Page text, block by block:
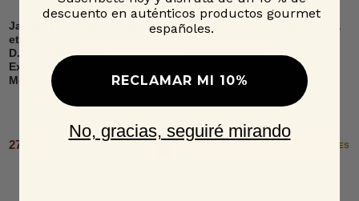
Jamón 100% raza ibérica,
etiqueta negra, loncheado,
D.O.P. Dehesa de
Extremadura, Señorío de
Montanera
27,95 €
Aceite de Oliva Virgen Extra
Lata, Jacoliva
60,95 € - 179,95 € 2 OPCIONES
descuento en auténticos productos gourmet
españoles.
RECLAMAR MI 10%
No, gracias, seguiré mirando